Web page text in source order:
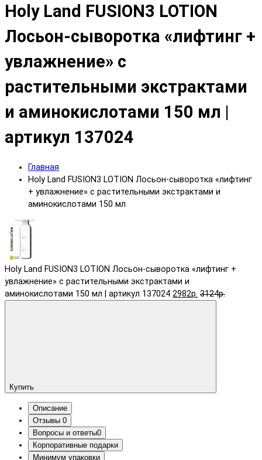
Holy Land FUSION3 LOTION
Лосьон-сыворотка «лифтинг +
увлажнение» с
растительными экстрактами
и аминокислотами 150 мл |
артикул 137024
Главная
Holy Land FUSION3 LOTION Лосьон-сыворотка «лифтинг
+ увлажнение» с растительными экстрактами и
аминокислотами 150 мл
Holy Land FUSION3 LOTION Лосьон-сыворотка «лифтинг +
увлажнение» с растительными экстрактами и
аминокислотами 150 мл | артикул 137024 2982р. 3124р.
Купить
Описание
Отзывы 0
Вопросы и ответы0
Корпоративные подарки
Минимум упаковки